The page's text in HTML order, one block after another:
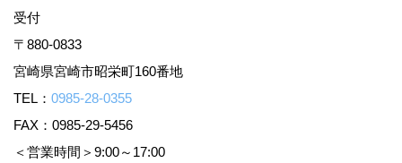
受付
〒880-0833
宮崎県宮崎市昭栄町160番地
TEL： 0985-28-0355
FAX：0985-29-5456
＜営業時間＞9:00～17:00